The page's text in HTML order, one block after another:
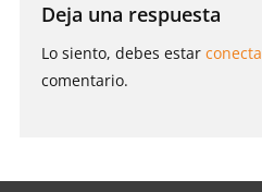
Deja una respuesta
Lo siento, debes estar
comentario.